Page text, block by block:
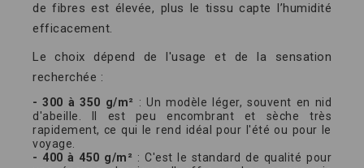
de fibres est élevée, plus le tissu capte l’humidité
efficacement.
Le choix dépend de l'usage et de la sensation
recherchée :
- 300 à 350 g/m² : Un modèle léger, souvent en nid
d'abeille. Il est peu encombrant et sèche très
rapidement, ce qui le rend idéal pour l'été ou pour le
voyage.
- 400 à 450 g/m² : C'est le standard de qualité pour